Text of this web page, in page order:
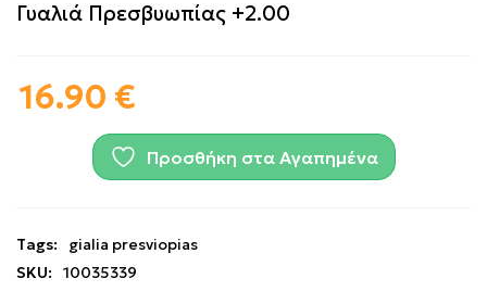
Γυαλιά Πρεσβυωπίας +2.00
16.90 €
Προσθήκη στα Αγαπημένα
Tags:
gialia presviopias
SKU:
10035339